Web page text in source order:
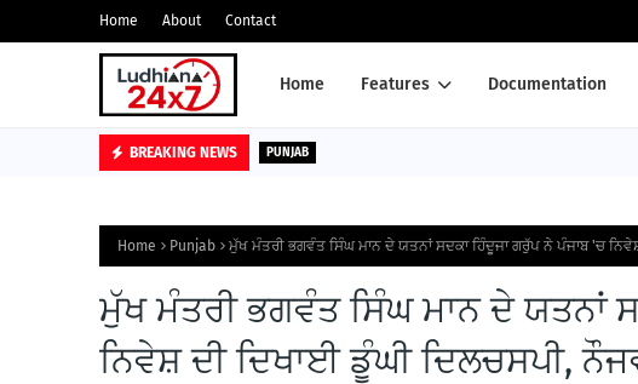
Home About Contact
Home Features Documentation
BREAKING NEWS PUNJAB
Home Punjab ਮੁੱਖ ਮੰਤਰੀ ਭਗਵੰਤ ਸਿੰਘ ਮਾਨ ਦੇ ਯਤਨਾਂ ਸਦਕਾ ਹਿੰਦੂਜਾ ਗਰੁੱਪ ਨੇ ਪੰਜਾਬ 'ਚ
ਮੁੱਖ ਮੰਤਰੀ ਭਗਵੰਤ ਸਿੰਘ ਮਾਨ ਦੇ ਯਤਨਾਂ
ਨਿਵੇਸ਼ ਦੀ ਦਿਖਾਈ ਡੂੰਘੀ ਦਿਲਚਸਪੀ,